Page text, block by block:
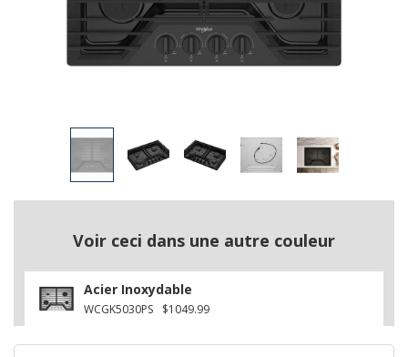
Voir ceci dans une autre couleur
Acier Inoxydable
WCGK5030PS $1049.99